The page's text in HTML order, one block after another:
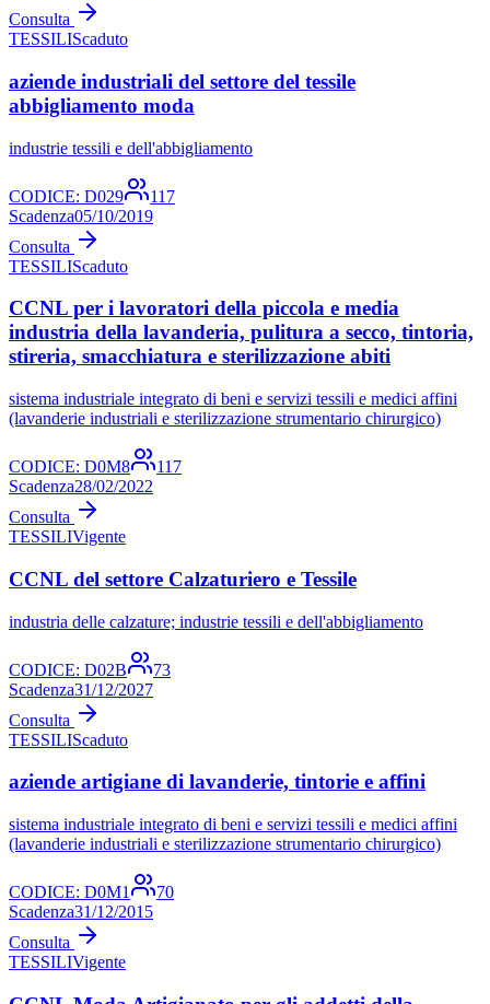
Consulta
TESSILIScaduto
aziende industriali del settore del tessile
abbigliamento moda
industrie tessili e dell'abbigliamento
CODICE: D029
117
Scadenza05/10/2019
Consulta
TESSILIScaduto
CCNL per i lavoratori della piccola e media
industria della lavanderia, pulitura a secco, tintoria,
stireria, smacchiatura e sterilizzazione abiti
sistema industriale integrato di beni e servizi tessili e medici affini
(lavanderie industriali e sterilizzazione strumentario chirurgico)
CODICE: D0M8
117
Scadenza28/02/2022
Consulta
TESSILIVigente
CCNL del settore Calzaturiero e Tessile
industria delle calzature; industrie tessili e dell'abbigliamento
CODICE: D02B
73
Scadenza31/12/2027
Consulta
TESSILIScaduto
aziende artigiane di lavanderie, tintorie e affini
sistema industriale integrato di beni e servizi tessili e medici affini
(lavanderie industriali e sterilizzazione strumentario chirurgico)
CODICE: D0M1
70
Scadenza31/12/2015
Consulta
TESSILIVigente